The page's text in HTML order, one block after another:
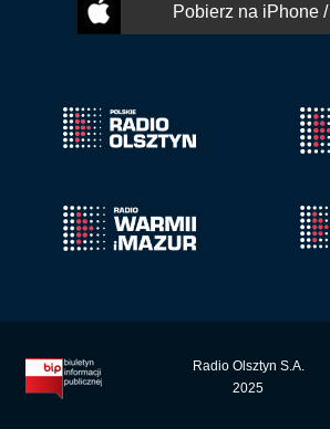
Pobierz na iPhone
Radio Olsztyn S.A.
2025